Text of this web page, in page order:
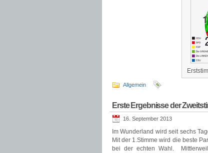
Allgemein
Erste Ergebnisse der
16. September 2013
Im Wunderland wird seit sechs
Mit der 1.Stimme wird die beste
bei der echten Wahl.